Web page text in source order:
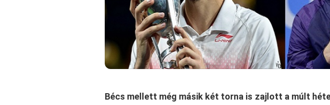
Bécs mellett még másik két torna is zajlott a múlt